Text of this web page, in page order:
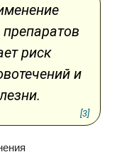
риск
и
[3]